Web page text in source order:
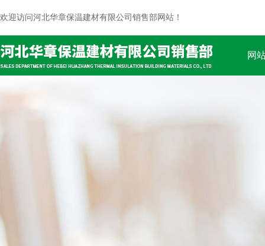
欢迎访问河北华章保温建材有限公司销售部网站！
网